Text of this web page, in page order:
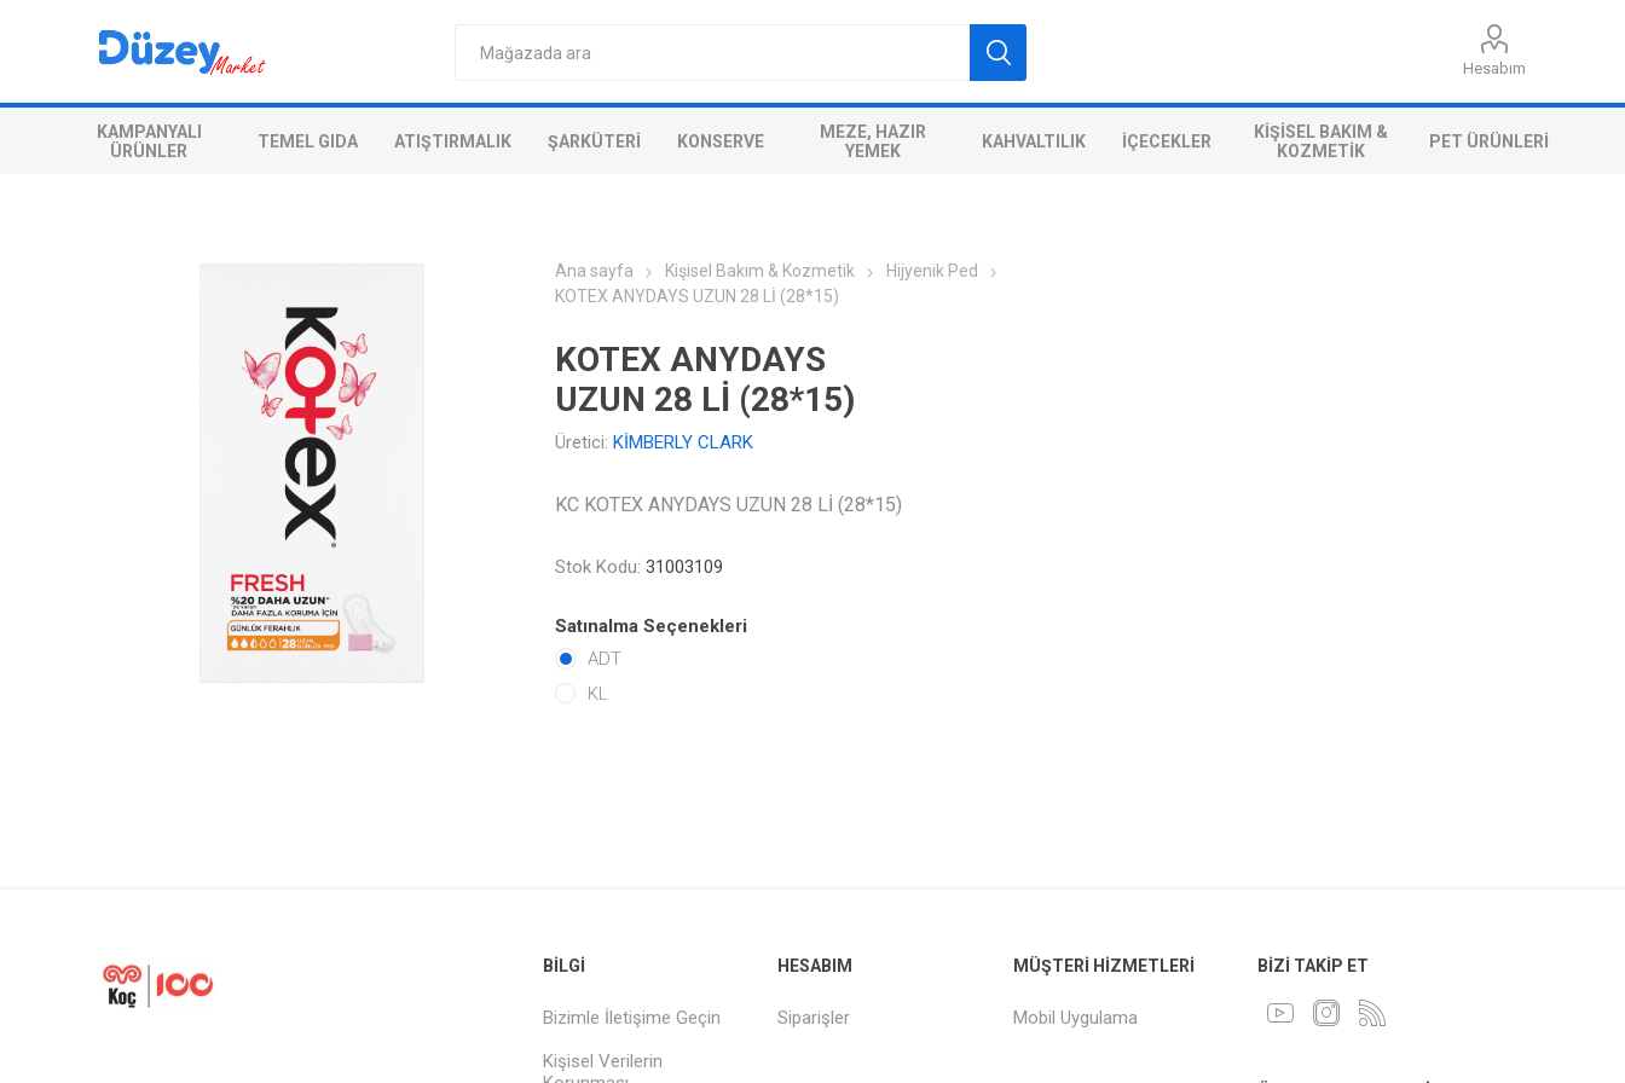
Hesabım
KAMPANYALI
ÜRÜNLER
TEMEL GIDA ATIŞTIRMALIK ŞARKÜTERI KONSERVE
MEZE, HAZIR
YEMEK
KAHVALTILIK İÇECEKLER
KIŞISEL BAKIM &
KOZMETIK
PET ÜRÜNLERI
Ana sayfa Kişisel Bakım & Kozmetik
Hijyenik Ped
KOTEX ANYDAYS UZUN 28 Lİ (28*15)
KOTEX ANYDAYS
UZUN 28 Lİ (28*15)
Üretici: KİMBERLY CLARK
KC KOTEX ANYDAYS UZUN 28 Lİ (28*15)
Stok Kodu: 31003109
Satınalma Seçenekleri
ADT
KL
BILGI
Bizimle İletişime Geçin
Kişisel Verilerin
HESABIM
Siparişler
MÜŞTERI HIZMETLERI
Mobil Uygulama
BIZI TAKIP ET